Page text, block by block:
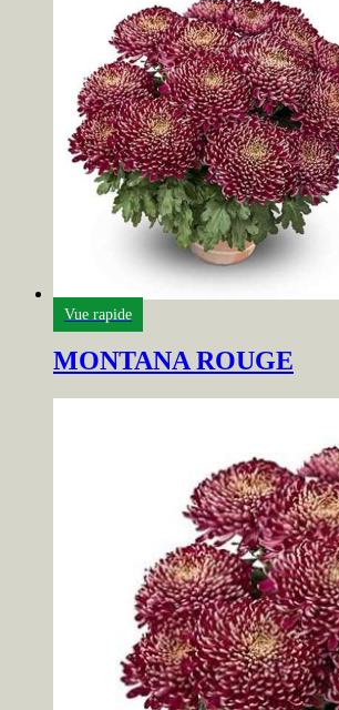
Vue rapide
MONTANA ROUGE